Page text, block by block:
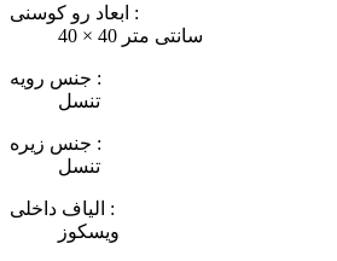
ابعاد رو کوسنی :
40 × 40 سانتی متر
جنس رویه :
تنسل
جنس زیره :
تنسل
الیاف داخلی :
ویسکوز